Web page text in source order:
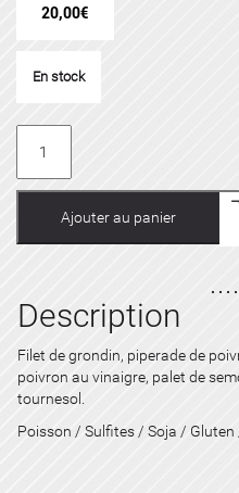
20,00€
En stock
Filet
grondinAjouter au panier
Description
Filet de grondin, piperade de
poivron au vinaigre, palet de
tournesol.
Poisson / Sulfites / Soja /